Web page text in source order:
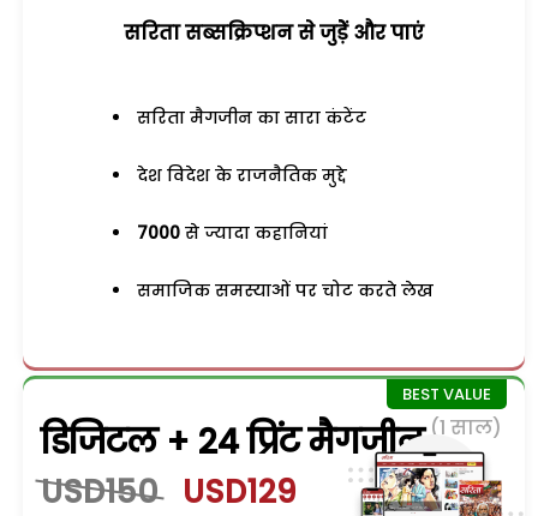
सरिता सब्सक्रिप्शन से जुड़ेें और पाएं
सरिता मैगजीन का सारा कंटेंट
देश विदेश के राजनैतिक मुद्दे
7000 से ज्यादा कहानियां
समाजिक समस्याओं पर चोट करते लेख
डिजिटल + 24 प्रिंट मैगजीन (1 साल)
USD150 USD129